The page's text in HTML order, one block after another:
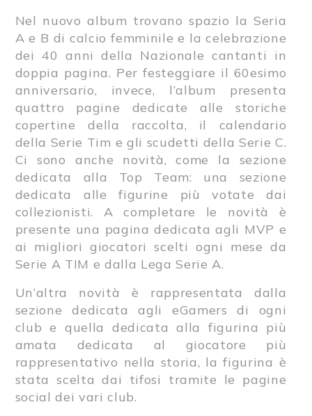
Nel nuovo album trovano spazio la Seria
A e B di calcio femminile e la celebrazione
dei 40 anni della Nazionale cantanti in
doppia pagina. Per festeggiare il 60esimo
anniversario, invece, l’album presenta
quattro pagine dedicate alle storiche
copertine della raccolta, il calendario
della Serie Tim e gli scudetti della Serie C.
Ci sono anche novità, come la sezione
dedicata alla Top Team: una sezione
dedicata alle figurine più votate dai
collezionisti. A completare le novità è
presente una pagina dedicata agli MVP e
ai migliori giocatori scelti ogni mese da
Serie A TIM e dalla Lega Serie A.
Un’altra novità è rappresentata dalla
sezione dedicata agli eGamers di ogni
club e quella dedicata alla figurina più
amata dedicata al giocatore più
rappresentativo nella storia, la figurina è
stata scelta dai tifosi tramite le pagine
social dei vari club.